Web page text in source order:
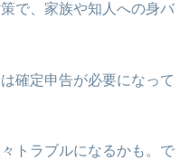
で、家族や知人への身バ
確定申告が必要になって
トラブルになるかも。で